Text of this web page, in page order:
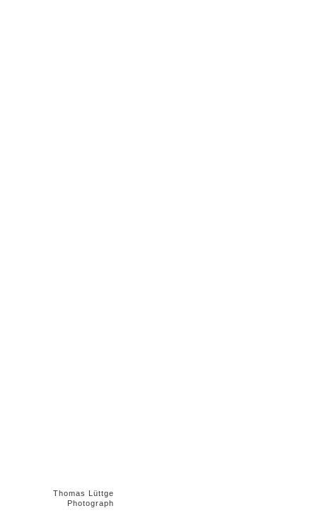
Thomas Lüttge
Photograph